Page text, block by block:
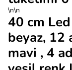
\n\n
40 cm
beyaz, 12
mavi , 4